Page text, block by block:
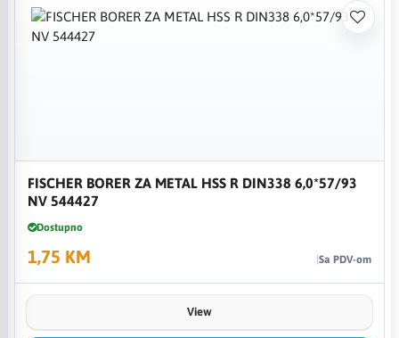
FISCHER BORER ZA METAL HSS R DIN338 6,0*57/93
NV 544427
Dostupno
1,75 KM Sa PDV-om
View